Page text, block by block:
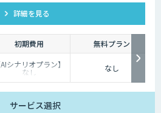
詳細を見る
初期費用
無料プラン
AIシナリオプラン】
なし
生成AIプラン】：
なし
サービス選択